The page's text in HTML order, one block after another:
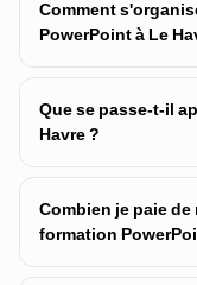
Comment
PowerPoint à Le
Que se passe-t-il
Havre ?
Combien je paie de
formation